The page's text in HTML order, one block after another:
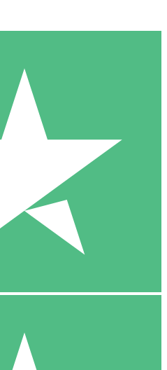
Geen maandelijkse
1000
20 00